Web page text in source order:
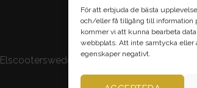
För att erbjuda de bästa
och/eller få tillgång till information
kommer vi att kunna bearbeta
webbplats. Att inte samtycka eller
egenskaper negativt.
Elscootersweden.com2026